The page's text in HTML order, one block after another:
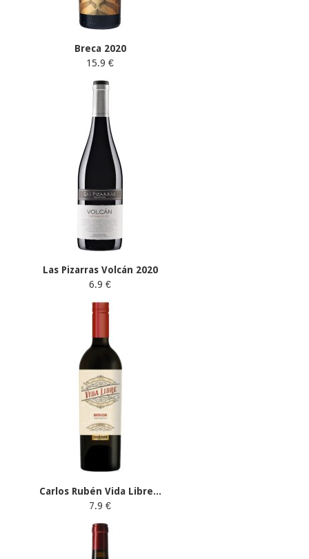
Breca 2020
15.9 €
Las Pizarras Volcán 2020
6.9 €
Carlos Rubén Vida Libre...
7.9 €